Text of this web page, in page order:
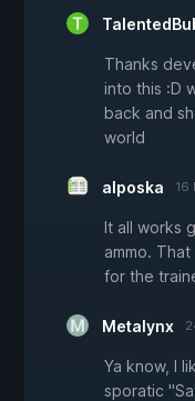
Thanks
into this :D
back and
world
alposka 16
It all works
ammo.
for the
Metalynx
Ya know, I
sporatic